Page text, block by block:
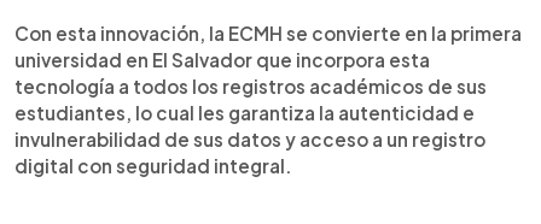
Con esta innovación, la ECMH se convierte en la primera
universidad en El Salvador que incorpora esta
tecnología a todos los registros académicos de sus
estudiantes, lo cual les garantiza la autenticidad e
invulnerabilidad de sus datos y acceso a un registro
digital con seguridad integral.